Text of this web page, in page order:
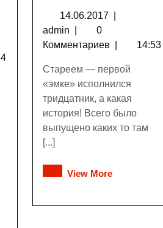
14.06.2017
admin
0
Комментариев
14:53
Стареем — первой
«эмке» исполнился
тридцатник, а какая
история! Всего было
выпущено каких то там
[...]
View More